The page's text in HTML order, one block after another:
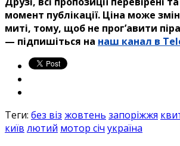
момент публікації. Ціна може
миті, тому, щоб не прог’авити
— підпишіться на наш канал в
Теги: без віз жовтень запоріжжя
київ лютий мотор січ україна